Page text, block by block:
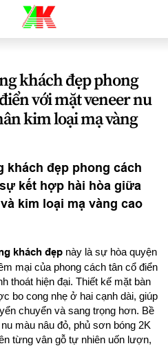
khách đẹp phong
với mặt veneer nu
kim loại mạ vàng
khách đẹp phong cách
kết hợp hài hòa giữa
kim loại mạ vàng cao
khách đẹp này là sự hòa quyện
mại của phong cách tân cổ điển
thoát hiện đại. Thiết kế mặt bàn
bo cong nhẹ ở hai cạnh dài, giúp
chuyển và sang trọng hơn. Bề
màu nâu đỏ, phủ sơn bóng 2K
từng vân gỗ tự nhiên uốn lượn,